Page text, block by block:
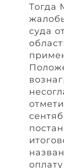
Тогда
суда